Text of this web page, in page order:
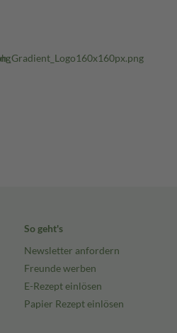
So geht's
Newsletter anfordern
Freunde werben
E-Rezept einlösen
Papier Rezept einlösen